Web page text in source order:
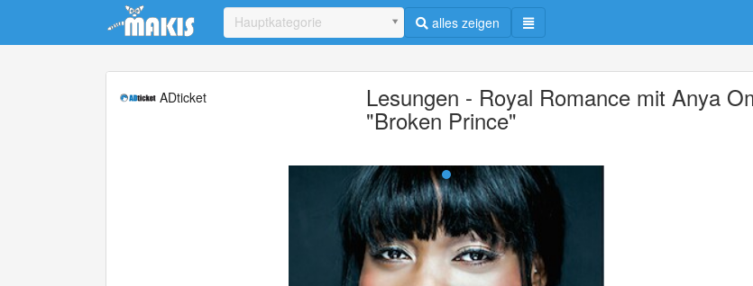
Update cookies preferences
Hauptkategorie alles zeigen
ADticket Lesungen - Royal Romance mit Anya
"Broken Prince"